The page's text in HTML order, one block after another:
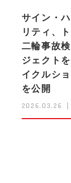
サイン・
リティ、
二輪事故
ジェクト
イクルシ
を公開
2026.03.26